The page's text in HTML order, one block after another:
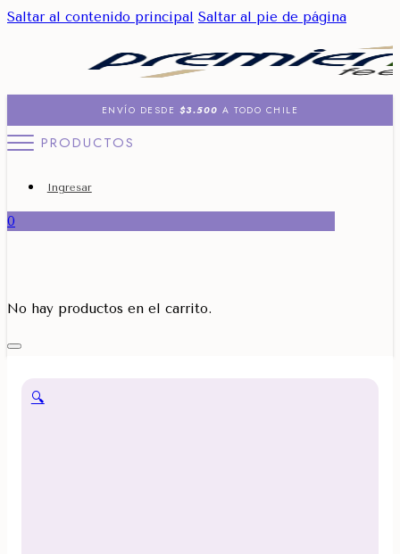
Saltar al contenido principal Saltar al pie de página
ENVÍO DESDE $3.500 A TODO CHILE
PRODUCTOS
Ingresar
0
No hay productos en el carrito.
🔍